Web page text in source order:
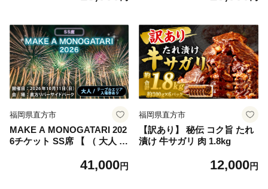
ハナビライブ 九州最大級 体
験
福岡県直方市
MAKE A MONOGATARI 202
6チケット SS席 【 （ 大人 ）
ングルチケット 】 花火大会
41,000円
福岡県直方市
【訳あり】 秘伝 コク旨 たれ
漬け 牛サガリ 肉 1.8kg
12,000円